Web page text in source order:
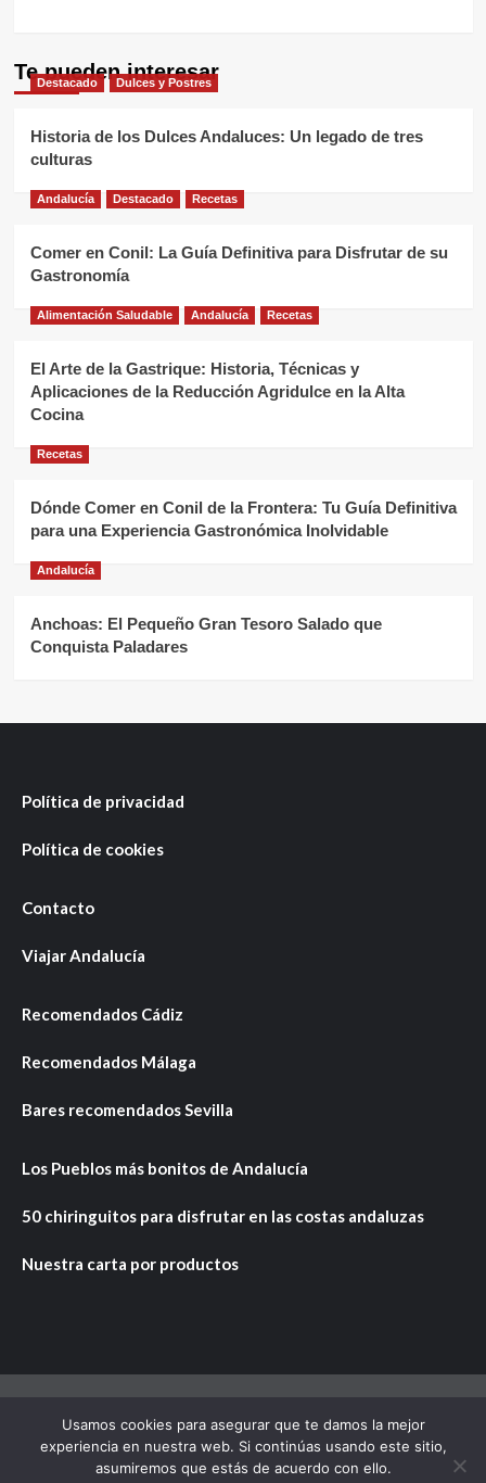
Te pueden interesar
Destacado Dulces y Postres
Historia de los Dulces Andaluces: Un legado de tres
culturas
Andalucía Destacado Recetas
Comer en Conil: La Guía Definitiva para Disfrutar de su
Gastronomía
Alimentación Saludable Andalucía Recetas
El Arte de la Gastrique: Historia, Técnicas y
Aplicaciones de la Reducción Agridulce en la Alta
Cocina
Recetas
Dónde Comer en Conil de la Frontera: Tu Guía Definitiva
para una Experiencia Gastronómica Inolvidable
Andalucía
Anchoas: El Pequeño Gran Tesoro Salado que
Conquista Paladares
Política de privacidad
Política de cookies
Contacto
Viajar Andalucía
Recomendados Cádiz
Recomendados Málaga
Bares recomendados Sevilla
Los Pueblos más bonitos de Andalucía
50 chiringuitos para disfrutar en las costas andaluzas
Nuestra carta por productos
Copyright © Todos los derechos reservados.|CoverNews
por AF themes.
Usamos cookies para asegurar que te damos la mejor
experiencia en nuestra web. Si continúas usando este sitio,
asumiremos que estás de acuerdo con ello.